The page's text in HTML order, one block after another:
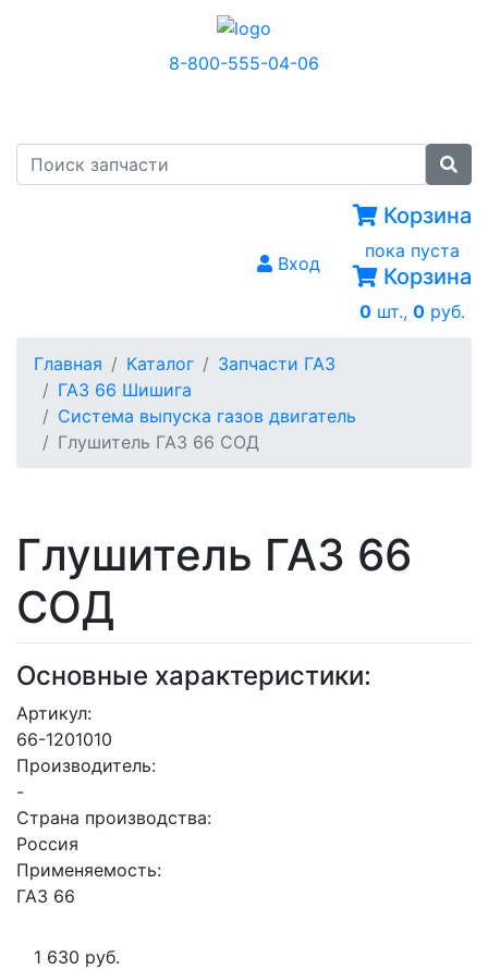
8-800-555-04-06
Вход
Корзина
пока пуста
Корзина
0 шт., 0 руб.
Главная Каталог
Запчасти ГАЗ
ГАЗ 66 Шишига
Система выпуска газов двигатель
Глушитель ГАЗ 66 СОД
Глушитель ГАЗ 66
СОД
Основные характеристики:
Артикул:
66-1201010
Производитель:
-
Страна производства:
Россия
Применяемость:
ГАЗ 66
1 630 руб.